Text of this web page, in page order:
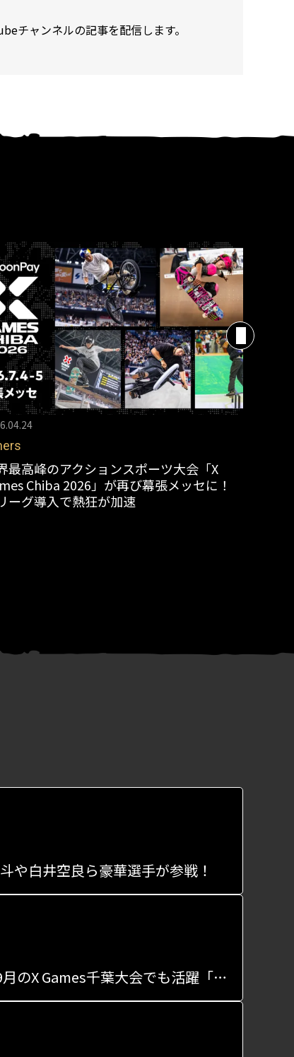
チャンネルの記事を配信します。
最高峰のアクションスポーツ大会「X
Chiba 2026」が再び幕張メッセに！
ーグ導入で熱狂が加速
や白井空良ら豪華選手が参戦！
日本スケートボード選手権、男子パークは猪又湊哉が初優勝！ 9月のX Games千葉大会でも活躍「嬉しい」